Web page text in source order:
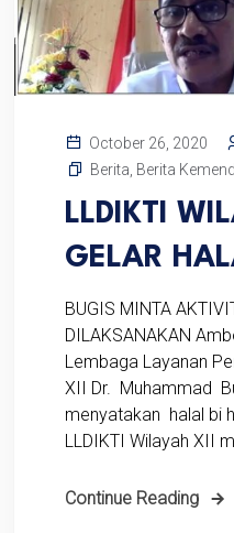
October 26, 2020
Berita Berita
LLDIKTI
GELAR
BUGIS MINTA
DILAKSANAKAN
Lembaga Layanan
XII Dr. Muhammad
menyatakan halal bi
LLDIKTI Wilayah XII
Continue Reading